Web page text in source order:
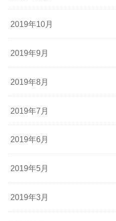
2019年10月
2019年9月
2019年8月
2019年7月
2019年6月
2019年5月
2019年3月